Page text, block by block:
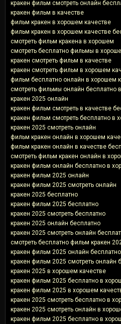
кракен фильм смотреть онлайн
кракен фильм в качестве
фильм кракен в хорошем качестве
фильм кракен в хорошем качестве
смотреть фильм кракена в хорошем
смотреть бесплатно фильмы в
кракен смотреть фильм в качестве
кракен смотреть фильм в хорошем
фильм бесплатно онлайн в хорошем
смотреть фильмы онлайн бесплатно
кракен 2025 онлайн
кракен фильм смотреть в качестве
кракен фильм смотреть бесплатно в
кракен 2025 смотреть онлайн
фильм кракен онлайн в хорошем
фильм кракен онлайн в качестве
смотреть фильм кракен онлайн в
кракен фильм онлайн бесплатно в
кракен фильм 2025 онлайн
кракен фильм 2025 смотреть онлайн
кракен 2025 бесплатно
кракен фильм 2025 бесплатно
кракен 2025 смотреть бесплатно
кракен 2025 онлайн бесплатно
кракен 2025 смотреть онлайн
смотреть бесплатно фильм кракен
кракен фильм 2025 онлайн бесплатно
кракен фильм 2025 смотреть онлайн
кракен 2025 в хорошем качестве
кракен фильм 2025 бесплатно в
кракен фильм 2025 в хорошем
кракен 2025 смотреть бесплатно в
кракен 2025 смотреть онлайн в
кракен фильм 2025 бесплатно в